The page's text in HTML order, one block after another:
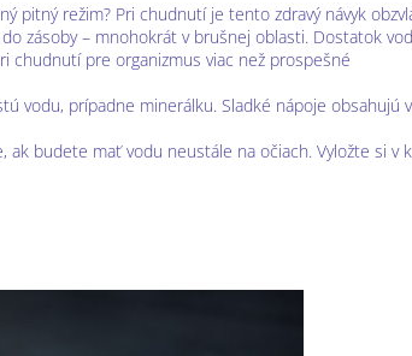
pitný režim? Pri chudnutí je tento zdravý návyk
zásoby – mnohokrát v brušnej oblasti. Dostatok
chudnutí pre organizmus viac než prospešné
vodu, prípadne minerálku. Sladké nápoje
ak budete mať vodu neustále na očiach. Vyložte si v